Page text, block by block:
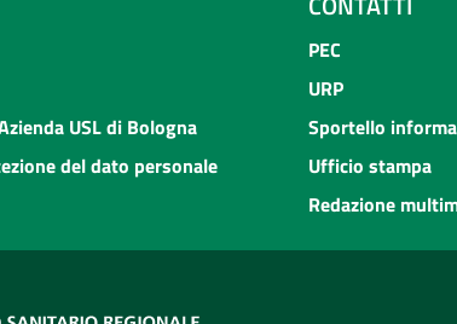
USL di Bologna
del dato personale
PEC
URP
Sportello
Ufficio stampa
Redazione